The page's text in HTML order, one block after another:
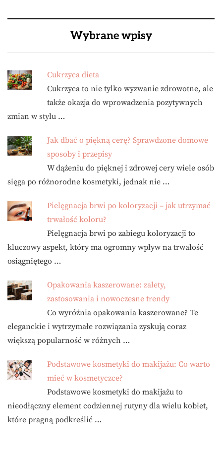
Wybrane wpisy
Cukrzyca dieta
Cukrzyca to nie tylko wyzwanie zdrowotne, ale
także okazja do wprowadzenia pozytywnych
zmian w stylu …
Jak dbać o piękną cerę? Sprawdzone domowe
sposoby i przepisy
W dążeniu do pięknej i zdrowej cery wiele osób
sięga po różnorodne kosmetyki, jednak nie …
Pielęgnacja brwi po koloryzacji – jak utrzymać
trwałość koloru?
Pielęgnacja brwi po zabiegu koloryzacji to
kluczowy aspekt, który ma ogromny wpływ na trwałość
osiągniętego …
Opakowania kaszerowane: zalety,
zastosowania i nowoczesne trendy
Co wyróżnia opakowania kaszerowane? Te
eleganckie i wytrzymałe rozwiązania zyskują coraz
większą popularność w różnych …
Podstawowe kosmetyki do makijażu: Co warto
mieć w kosmetyczce?
Podstawowe kosmetyki do makijażu to
nieodłączny element codziennej rutyny dla wielu kobiet,
które pragną podkreślić …